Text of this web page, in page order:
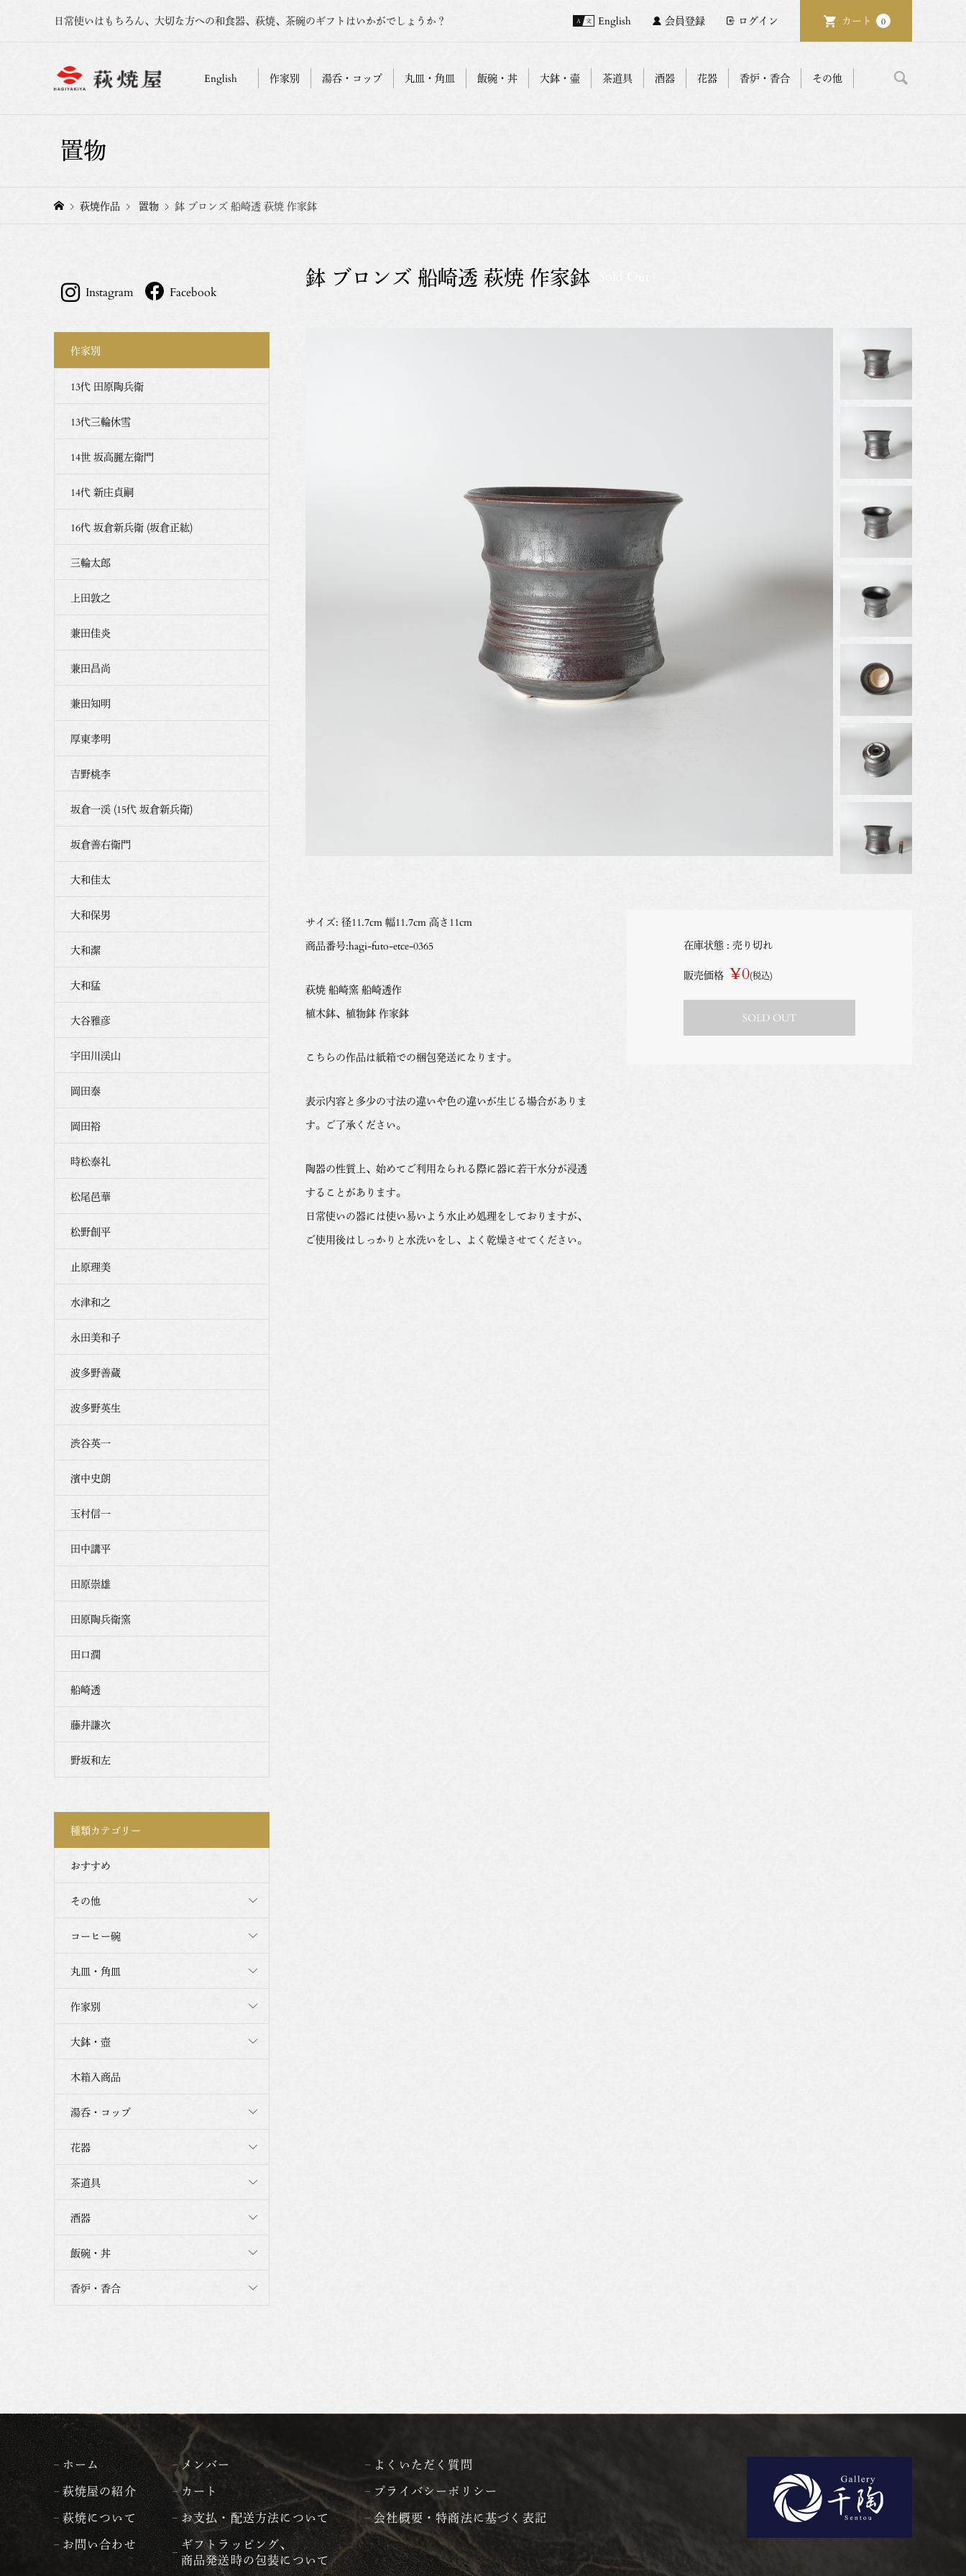
日常使いはもちろん、大切な方への和食器、萩焼、茶碗のギフトはいかがでしょうか？ English 会員登録 ログイン カート 0
English 作家別 湯呑・コップ 丸皿・角皿 飯碗・丼 大鉢・壷 茶道具 酒器 花器 香炉・香合 その他
置物
萩焼作品 置物 鉢 ブロンズ 船崎透 萩焼 作家鉢
鉢 ブロンズ 船崎透 萩焼 作家鉢
サイズ: 径11.7cm 幅11.7cm 高さ11cm
商品番号:hagi-futo-etce-0365
萩焼 船崎窯 船崎透作
植木鉢、植物鉢 作家鉢
こちらの作品は紙箱での梱包発送になります。
表示内容と多少の寸法の違いや色の違いが生じる場合がありま
す。ご了承ください。
陶器の性質上、始めてご利用なられる際に器に若干水分が浸透
することがあります。
日常使いの器には使い易いよう水止め処理をしておりますが、
ご使用後はしっかりと水洗いをし、よく乾燥させてください。
在庫状態 : 売り切れ
販売価格 ¥0(税込)
SOLD OUT
Instagram Facebook
作家別
13代 田原陶兵衛
13代三輪休雪
14世 坂高麗左衛門
14代 新庄貞嗣
16代 坂倉新兵衛 (坂倉正紘)
三輪太郎
上田敦之
兼田佳炎
兼田昌尚
兼田知明
厚東孝明
吉野桃李
坂倉一渓 (15代 坂倉新兵衛)
坂倉善右衛門
大和佳太
大和保男
大和潔
大和猛
大谷雅彦
宇田川渓山
岡田泰
岡田裕
時松泰礼
松尾邑華
松野創平
止原理美
水津和之
永田美和子
波多野善蔵
波多野英生
渋谷英一
濱中史朗
玉村信一
田中講平
田原崇雄
田原陶兵衛窯
田口潤
船崎透
藤井謙次
野坂和左
種類カテゴリー
おすすめ
その他
コーヒー碗
丸皿・角皿
作家別
大鉢・壺
木箱入商品
湯呑・コップ
花器
茶道具
酒器
飯碗・丼
香炉・香合
ホーム
萩焼屋の紹介
萩焼について
お問い合わせ
メンバー
カート
お支払・配送方法について
ギフトラッピング、
商品発送時の包装について
よくいただく質問
プライバシーポリシー
会社概要・特商法に基づく表記